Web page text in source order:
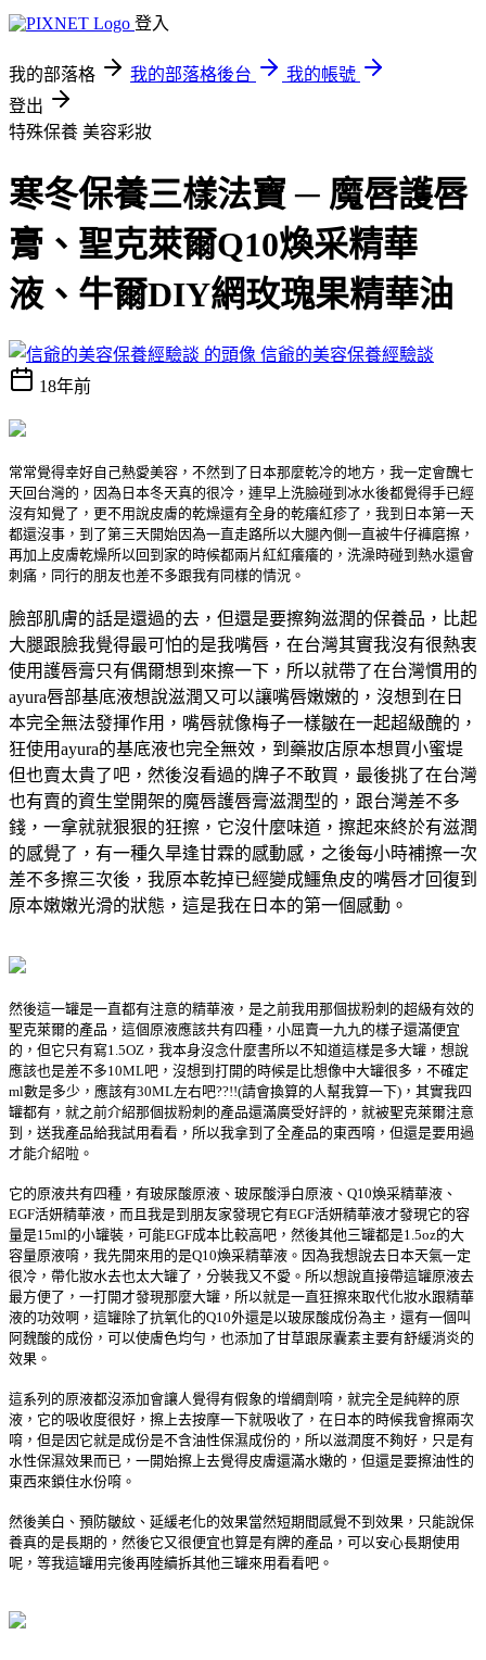
登入
我的部落格 我的部落格後台
我的帳號
登出
特殊保養 美容彩妝
寒冬保養三樣法寶 ─ 魔唇護唇
膏、聖克萊爾Q10煥采精華
液、牛爾DIY網玫瑰果精華油
信爺的美容保養經驗談
18年前
常常覺得幸好自己熱愛美容，不然到了日本那麼乾冷的地方，我一定會醜七
天回台灣的，因為日本冬天真的很冷，連早上洗臉碰到冰水後都覺得手已經
沒有知覺了，更不用說皮膚的乾燥還有全身的乾癢紅疹了，我到日本第一天
都還沒事，到了第三天開始因為一直走路所以大腿內側一直被牛仔褲磨擦，
再加上皮膚乾燥所以回到家的時候都兩片紅紅癢癢的，洗澡時碰到熱水還會
刺痛，同行的朋友也差不多跟我有同樣的情況。
臉部肌膚的話是還過的去，但還是要擦夠滋潤的保養品，比起
大腿跟臉我覺得最可怕的是我嘴唇，在台灣其實我沒有很熱衷
使用護唇膏只有偶爾想到來擦一下，所以就帶了在台灣慣用的
ayura唇部基底液想說滋潤又可以讓嘴唇嫩嫩的，沒想到在日
本完全無法發揮作用，嘴唇就像梅子一樣皺在一起超級醜的，
狂使用ayura的基底液也完全無效，到藥妝店原本想買小蜜堤
但也賣太貴了吧，然後沒看過的牌子不敢買，最後挑了在台灣
也有賣的資生堂開架的魔唇護唇膏滋潤型的，跟台灣差不多
錢，一拿就就狠狠的狂擦，它沒什麼味道，擦起來終於有滋潤
的感覺了，有一種久旱逢甘霖的感動感，之後每小時補擦一次
差不多擦三次後，我原本乾掉已經變成鱷魚皮的嘴唇才回復到
原本嫩嫩光滑的狀態，這是我在日本的第一個感動。
然後這一罐是一直都有注意的精華液，是之前我用那個拔粉刺的超級有效的
聖克萊爾的產品，這個原液應該共有四種，小屈賣一九九的樣子還滿便宜
的，但它只有寫1.5OZ，我本身沒念什麼書所以不知道這樣是多大罐，想說
應該也是差不多10ML吧，沒想到打開的時候是比想像中大罐很多，不確定
ml數是多少，應該有30ML左右吧??!!(請會換算的人幫我算一下)，其實我四
罐都有，就之前介紹那個拔粉刺的產品還滿廣受好評的，就被聖克萊爾注意
到，送我產品給我試用看看，所以我拿到了全產品的東西唷，但還是要用過
才能介紹啦。
它的原液共有四種，有玻尿酸原液、玻尿酸淨白原液、Q10煥采精華液、
EGF活妍精華液，而且我是到朋友家發現它有EGF活妍精華液才發現它的容
量是15ml的小罐裝，可能EGF成本比較高吧，然後其他三罐都是1.5oz的大
容量原液唷，我先開來用的是Q10煥采精華液。因為我想說去日本天氣一定
很冷，帶化妝水去也太大罐了，分裝我又不愛。所以想說直接帶這罐原液去
最方便了，一打開才發現那麼大罐，所以就是一直狂擦來取代化妝水跟精華
液的功效啊，這罐除了抗氧化的Q10外還是以玻尿酸成份為主，還有一個叫
阿魏酸的成份，可以使膚色均勻，也添加了甘草跟尿囊素主要有舒緩消炎的
效果。
這系列的原液都沒添加會讓人覺得有假象的增綢劑唷，就完全是純粹的原
液，它的吸收度很好，擦上去按摩一下就吸收了，在日本的時候我會擦兩次
唷，但是因它就是成份是不含油性保濕成份的，所以滋潤度不夠好，只是有
水性保濕效果而已，一開始擦上去覺得皮膚還滿水嫩的，但還是要擦油性的
東西來鎖住水份唷。
然後美白、預防皺紋、延緩老化的效果當然短期間感覺不到效果，只能說保
養真的是長期的，然後它又很便宜也算是有牌的產品，可以安心長期使用
呢，等我這罐用完後再陸續拆其他三罐來用看看吧。